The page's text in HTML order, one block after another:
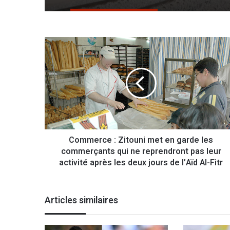
C
o
m
m
e
c
e
:
i
m
e
Commerce : Zitouni met en garde les
commerçants qui ne reprendront pas leur
activité après les deux jours de l’Aïd Al-Fitr
Articles similaires